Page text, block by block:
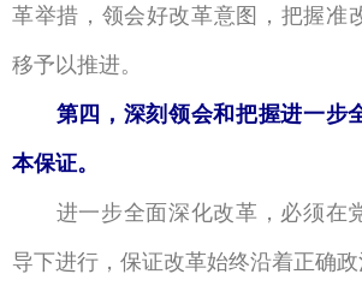
革举措，领会好改革意图，把握准
移予以推进。
第四，深刻领会和把握进一步
本保证。
进一步全面深化改革，必须在
导下进行，保证改革始终沿着正确政